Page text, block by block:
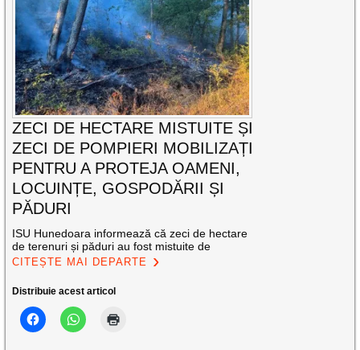
ZECI DE HECTARE MISTUITE ȘI
ZECI DE POMPIERI MOBILIZAȚI
PENTRU A PROTEJA OAMENI,
LOCUINȚE, GOSPODĂRII ȘI
PĂDURI
ISU Hunedoara informează că zeci de hectare
de terenuri și păduri au fost mistuite de
CITEȘTE MAI DEPARTE
Distribuie acest articol